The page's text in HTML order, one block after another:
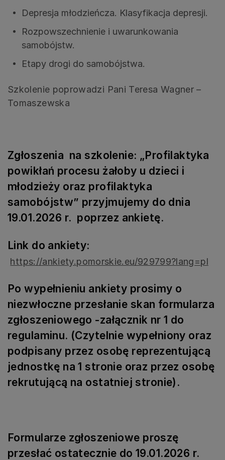
Depresja młodzieńcza. Klasyfikacja depresji.
Rozpowszechnienie i uwarunkowania
samobójstw.
Etapy drogi do samobójstwa.
Szkolenie poprowadzi Pani Teresa Wagner –
Tomaszewska
Zgłoszenia na szkolenie: „Profilaktyka
powikłań procesu żałoby u dzieci i
młodzieży oraz profilaktyka
samobójstw” przyjmujemy do dnia
19.01.2026 r. poprzez ankietę.
Link do ankiety:
https://ankiety.pomorskie.eu/929799?lang=pl
Po wypełnieniu ankiety prosimy o
niezwłoczne przesłanie skan formularza
zgłoszeniowego -załącznik nr 1 do
regulaminu. (Czytelnie wypełniony oraz
podpisany przez osobę reprezentującą
jednostkę na 1 stronie oraz przez osobę
rekrutującą na ostatniej stronie).
Formularze zgłoszeniowe proszę
przesłać ostatecznie do 19.01.2026 r.